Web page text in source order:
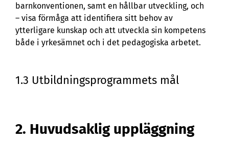
barnkonventionen, samt en hållbar utveckling, och
– visa förmåga att identifiera sitt behov av
ytterligare kunskap och att utveckla sin kompetens
både i yrkesämnet och i det pedagogiska arbetet.
1.3 Utbildningsprogrammets mål
2. Huvudsaklig uppläggning